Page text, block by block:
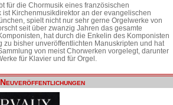
für die Chormusik eines französischen
ist Kirchenmusikdirektor an der evangelischen
spielt nicht nur sehr gerne Orgelwerke von
seit über zwanzig Jahren das gesamte
hat durch die Enkelin des Komponisten
zu bisher unveröffentlichten Manuskripten und hat
von meist Chorwerken vorgelegt, darunter
für Klavier und für Orgel.
Neuveröffentlichungen